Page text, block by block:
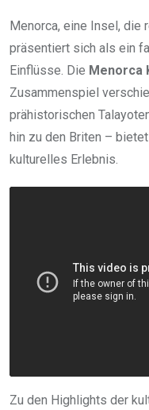
Menorca, eine Insel, die
präsentiert sich als ein
Einflüsse. Die Menorca
Zusammenspiel
prähistorischen
hin zu den Briten –
kulturelles Erlebnis.
Zu den Highlights der